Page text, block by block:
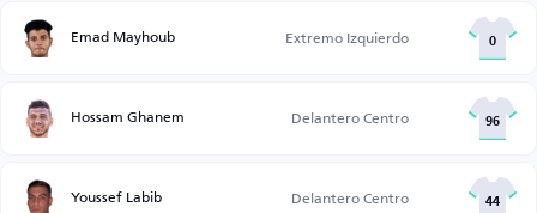
Emad Mayhoub Extremo Izquierdo 0
Hossam Ghanem Delantero Centro 96
Youssef Labib Delantero Centro 44